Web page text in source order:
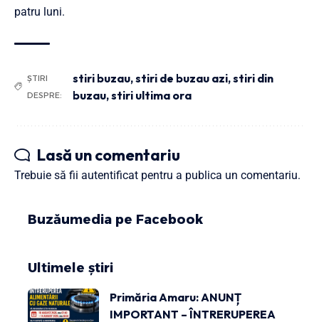
patru luni.
ȘTIRI
DESPRE:
stiri buzau,stiri de buzau azi,stiri din
buzau,stiri ultima ora
Lasă un comentariu
Trebuie să fii autentificat pentru a publica un comentariu.
Buzăumedia pe Facebook
Ultimele știri
Primăria Amaru: ANUNȚ
IMPORTANT – ÎNTRERUPEREA